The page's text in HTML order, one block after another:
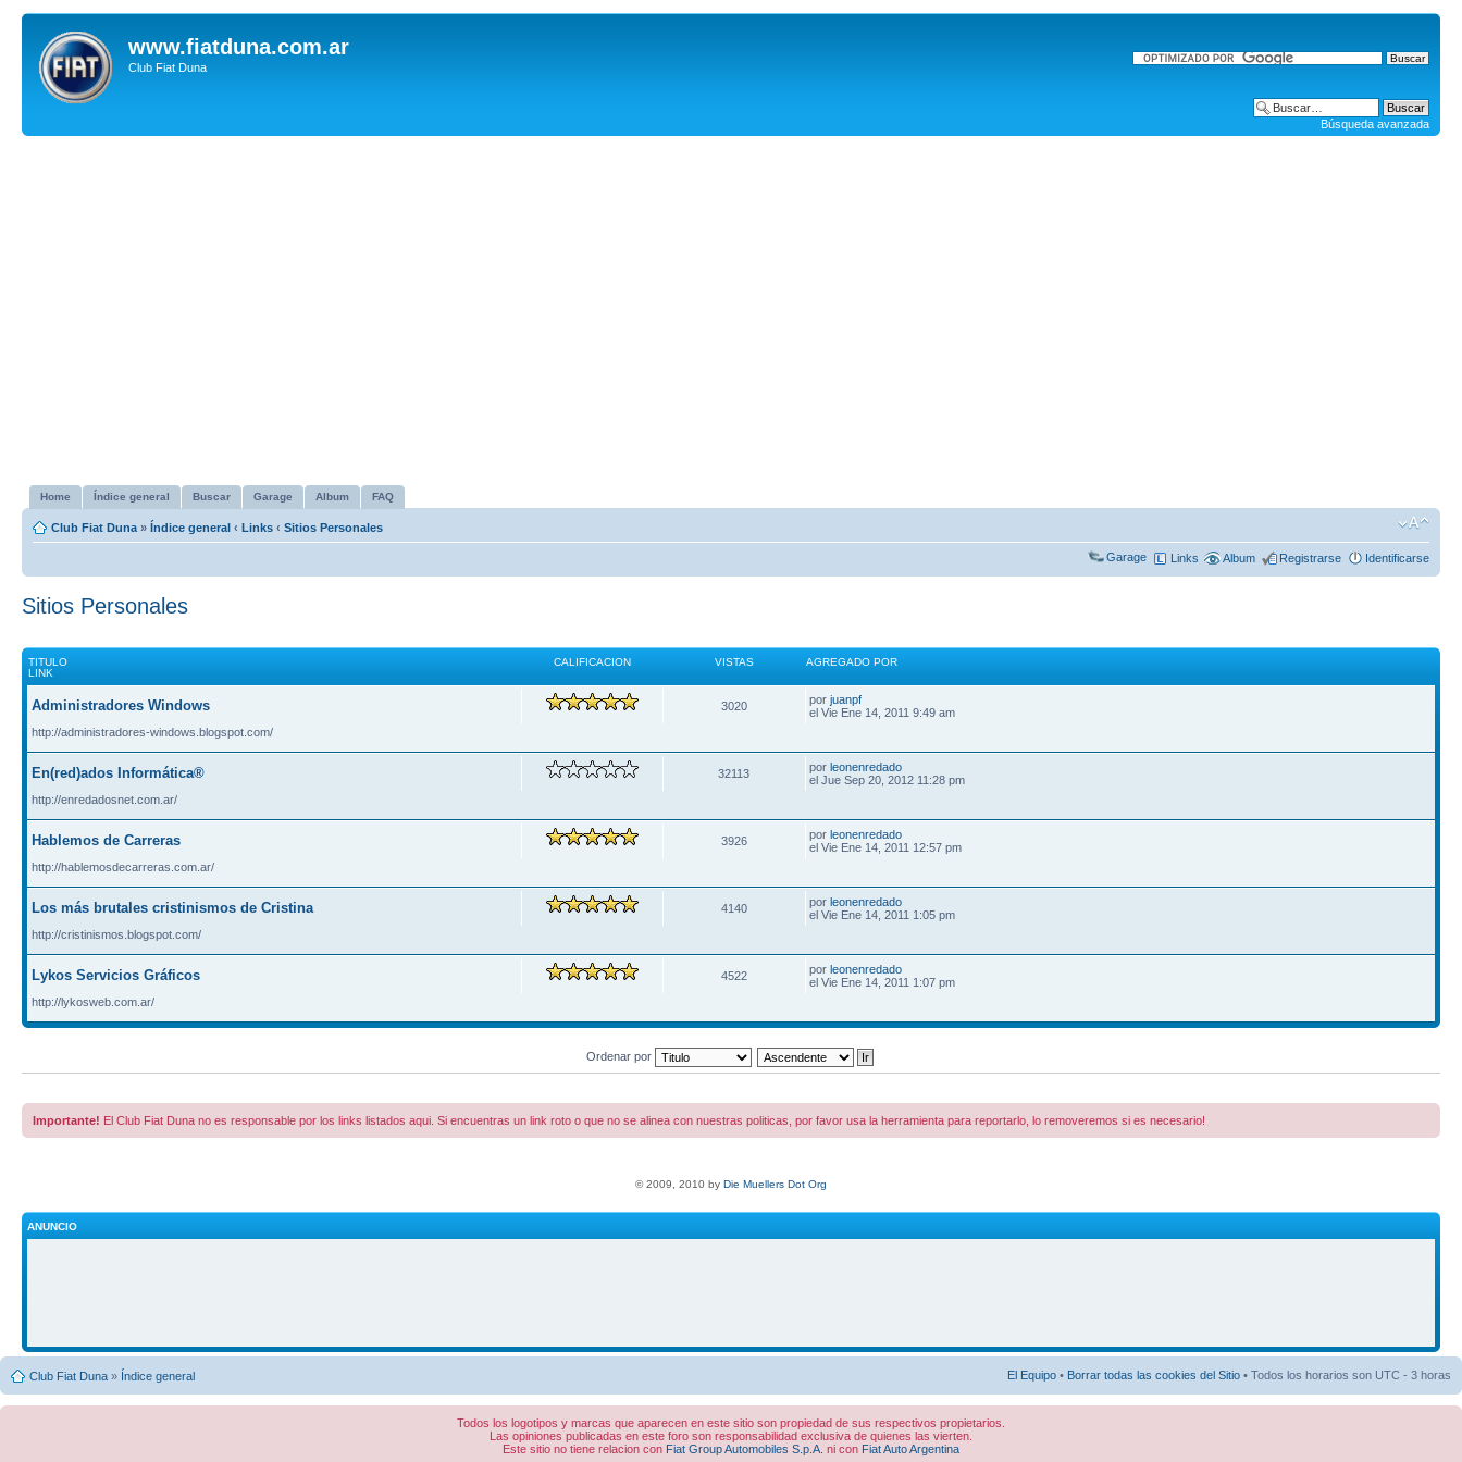
www.fiatduna.com.ar
Club Fiat Duna
Búsqueda avanzada
Home Índice general Buscar Garage Album FAQ
Club Fiat Duna » Índice general ‹ Links ‹ Sitios Personales
Garage Links Album Registrarse Identificarse
Sitios Personales
TITULO
LINK
CALIFICACION VISTAS AGREGADO POR
Administradores Windows
http://administradores-windows.blogspot.com/
3020 por juanpf
el Vie Ene 14, 2011 9:49 am
En(red)ados Informática®
http://enredadosnet.com.ar/
32113 por leonenredado
el Jue Sep 20, 2012 11:28 pm
Hablemos de Carreras
http://hablemosdecarreras.com.ar/
3926 por leonenredado
el Vie Ene 14, 2011 12:57 pm
Los más brutales cristinismos de Cristina
http://cristinismos.blogspot.com/
4140 por leonenredado
el Vie Ene 14, 2011 1:05 pm
Lykos Servicios Gráficos
http://lykosweb.com.ar/
4522 por leonenredado
el Vie Ene 14, 2011 1:07 pm
Ordenar por
Importante! El Club Fiat Duna no es responsable por los links listados aqui. Si encuentras un link roto o que no se alinea con nuestras politicas, por favor usa la herramienta para reportarlo, lo removeremos si es necesario!
© 2009, 2010 by Die Muellers Dot Org
ANUNCIO
Club Fiat Duna » Índice general El Equipo • Borrar todas las cookies del Sitio • Todos los horarios son UTC - 3 horas
Todos los logotipos y marcas que aparecen en este sitio son propiedad de sus respectivos propietarios.
Las opiniones publicadas en este foro son responsabilidad exclusiva de quienes las vierten.
Este sitio no tiene relacion con Fiat Group Automobiles S.p.A. ni con Fiat Auto Argentina